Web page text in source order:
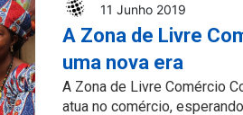
11 Junho 2019
A Zona de Livre
uma nova era
A Zona de Livre Comércio
atua no comércio,